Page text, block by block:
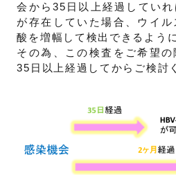
会から35日以上経過してい
が存在していた場合、ウイ
酸を増幅して検出できるよう
その為、この検査をご希望
35日以上経過してからご検討